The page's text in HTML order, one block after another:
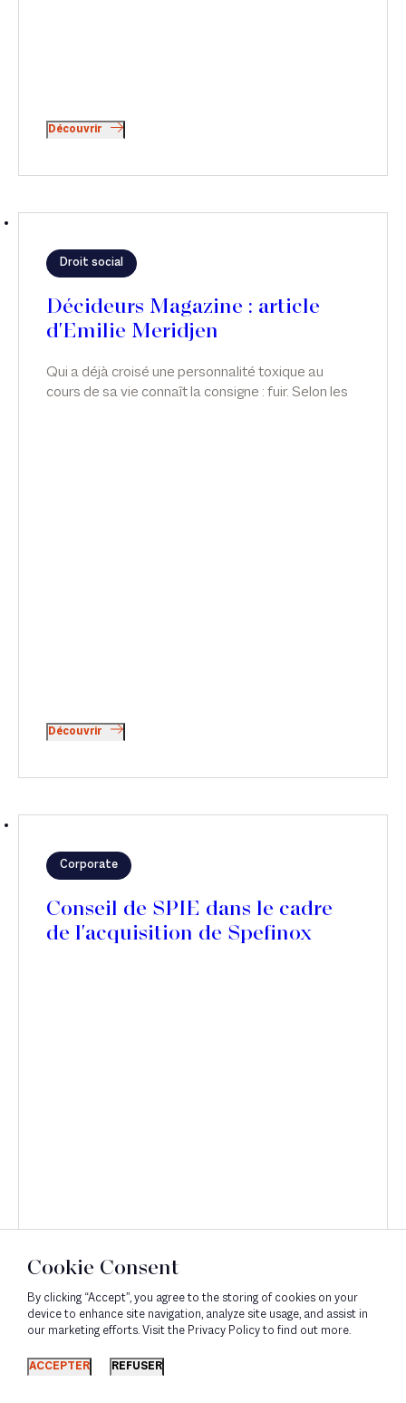
Découvrir
Droit social
Qui a déjà croisé une personnalité toxique au
cours de sa vie connaît la consigne : fuir. Selon les
Décideurs Magazine : article
d'Emilie Meridjen
Découvrir
Corporate
Conseil de SPIE dans le cadre
de l'acquisition de Spefinox
Découvrir
Cookie Consent
By clicking “Accept”, you agree to the storing of cookies on your
device to enhance site navigation, analyze site usage, and assist in
our marketing efforts. Visit the Privacy Policy to find out more.
ACCEPTER REFUSER